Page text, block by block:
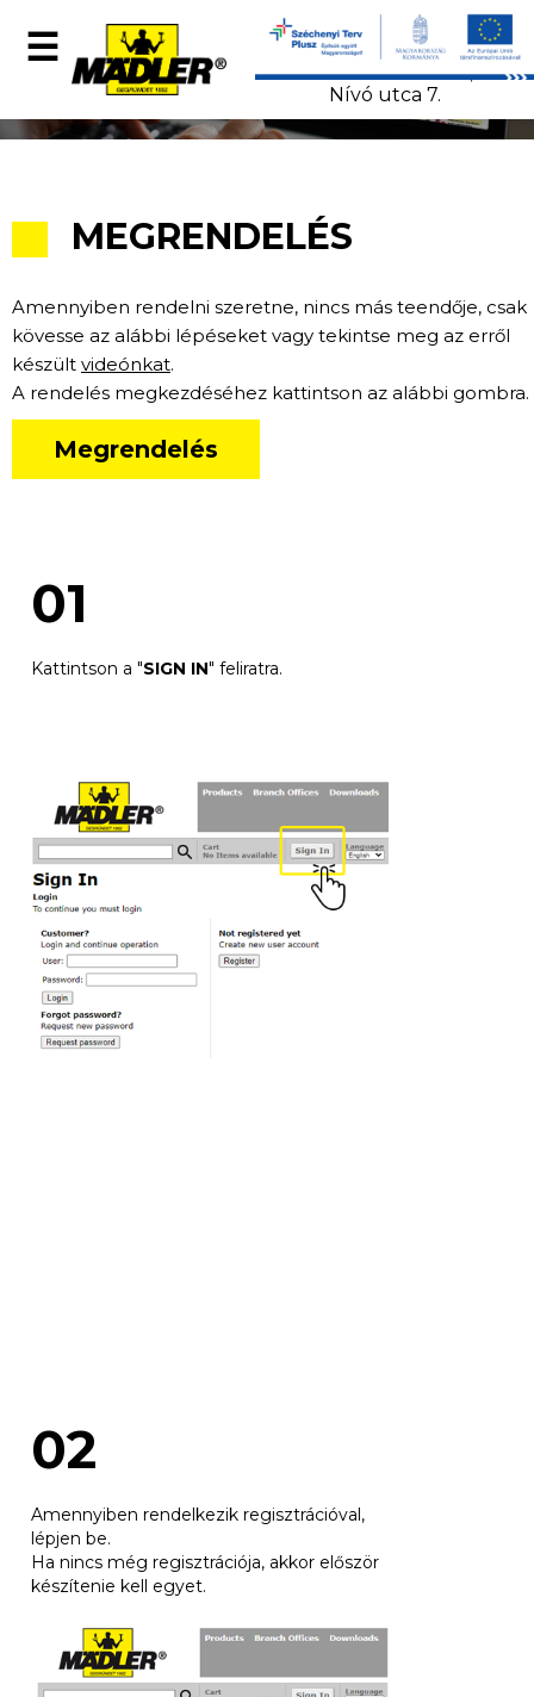
+36 52 502 810
info@maedler.org
4031 Debrecen,
Nívó utca 7.
MÄDLER-
Showroom
Termékek
CAD
☰
MEGRENDELÉS
Amennyiben rendelni szeretne, nincs más teendője, csak
kövesse az alábbi lépéseket vagy tekintse meg az erről
készült videónkat.
A rendelés megkezdéséhez kattintson az alábbi gombra.
Megrendelés
01
Kattintson a "SIGN IN" feliratra.
02
Amennyiben rendelkezik regisztrációval,
lépjen be.
Ha nincs még regisztrációja, akkor először
készítenie kell egyet.